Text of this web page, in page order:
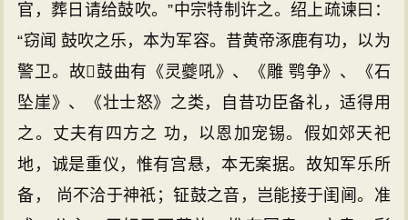
官，葬日请给鼓吹。”中宗特制许之。绍上疏谏曰：
“窃闻 鼓吹之乐，本为军容。昔黄帝涿鹿有功，以为
警卫。故鼓曲有《灵夔吼》、《雕 鹗争》、《石
坠崖》、《壮士怒》之类，自昔功臣备礼，适得用
之。丈夫有四方之 功，以恩加宠锡。假如郊天祀
地，诚是重仪，惟有宫悬，本无案据。故知军乐所
备， 尚不洽于神祇；钲鼓之音，岂能接于闺阃。准